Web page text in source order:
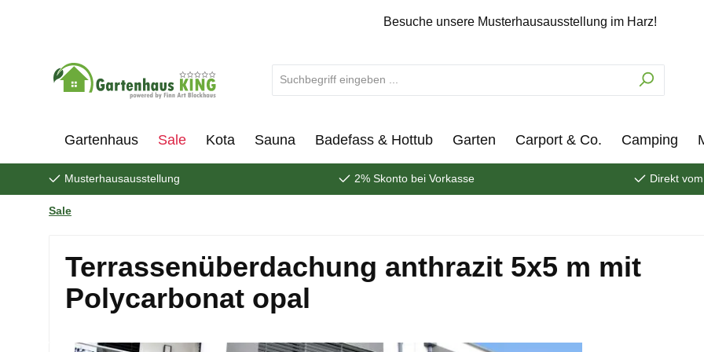
Besuche unsere Musterhausausstellung im Harz!
Gartenhaus Sale Kota Sauna Badefass & Hottub Garten Carport & Co. Camping
Musterhausausstellung 2% Skonto bei Vorkasse Direkt
Sale
Terrassenüberdachung anthrazit 5x5 m mit
Polycarbonat opal